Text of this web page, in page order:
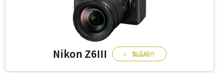
Nikon Z6III 製品紹介